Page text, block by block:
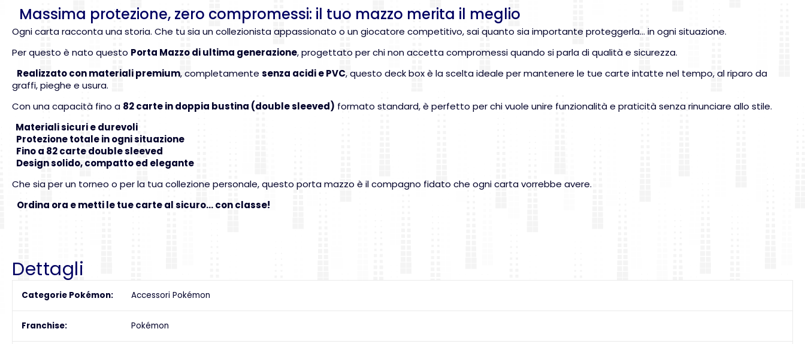
Massima protezione, zero compromessi: il tuo mazzo merita il meglio
Ogni carta racconta una storia. Che tu sia un collezionista appassionato o un giocatore competitivo, sai quanto sia importante proteggerla… in ogni situazione.
Per questo è nato questo Porta Mazzo di ultima generazione, progettato per chi non accetta compromessi quando si parla di qualità e sicurezza.
Realizzato con materiali premium, completamente senza acidi e PVC, questo deck box è la scelta ideale per mantenere le tue carte intatte nel tempo, al riparo da
graffi, pieghe e usura.
Con una capacità fino a 82 carte in doppia bustina (double sleeved) formato standard, è perfetto per chi vuole unire funzionalità e praticità senza rinunciare allo stile.
Materiali sicuri e durevoli
Protezione totale in ogni situazione
Fino a 82 carte double sleeved
Design solido, compatto ed elegante
Che sia per un torneo o per la tua collezione personale, questo porta mazzo è il compagno fidato che ogni carta vorrebbe avere.
Ordina ora e metti le tue carte al sicuro… con classe!
Dettagli
Categorie Pokémon Accessori Pokémon
Franchise Pokémon